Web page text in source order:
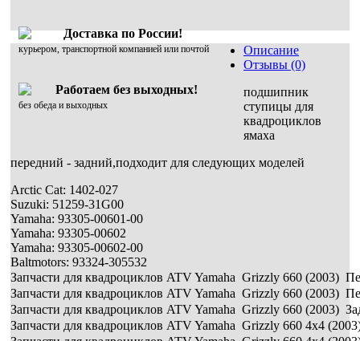
Доставка по России!
курьером, транспортной компанией или почтой
Работаем без выходных!
без обеда и выходных
Описание
Отзывы (0)
подшипник
ступицы для
квадроциклов
ямаха
передний - задний,подходит для следующих моделей
Arctic Cat: 1402-027
Suzuki: 51259-31G00
Yamaha: 93305-00601-00
Yamaha: 93305-00602
Yamaha: 93305-00602-00
Baltmotors: 93324-305532
Запчасти для квадроциклов ATV Yamaha Grizzly 660 (2003)
Запчасти для квадроциклов ATV Yamaha Grizzly 660 (2003)
Запчасти для квадроциклов ATV Yamaha Grizzly 660 (2003)
Запчасти для квадроциклов ATV Yamaha Grizzly 660 4x4